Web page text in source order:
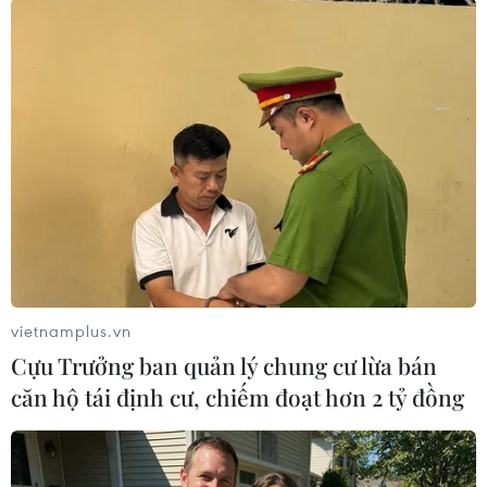
Chủ tịch nước Nguyễn Xuân Phúc gặp hẹp Tổng thống
Indonesia Joko Widodo. (Ảnh: Thống Nhất/TTXVN)
Tổng thống Indonesia cũng thống nhất với Chủ
tịch nước Nguyễn Xuân Phúc thúc đẩy hợp tác
đầu tư hai nước.
vietnamplus.vn
Cựu Trưởng ban quản lý chung cư lừa bán
căn hộ tái định cư, chiếm đoạt hơn 2 tỷ đồng